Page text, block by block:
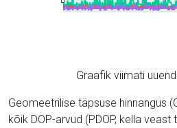
Graafik viimati
Geomeetrilise täpsuse hinnangus
kõik DOP-arvud (PDOP, kella veast